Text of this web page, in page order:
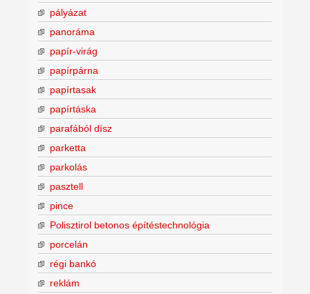
pályázat
panoráma
papír-virág
papírpárna
papírtasak
papírtáska
parafából dísz
parketta
parkolás
pasztell
pince
Polisztirol betonos építéstechnológia
porcelán
régi bankó
reklám